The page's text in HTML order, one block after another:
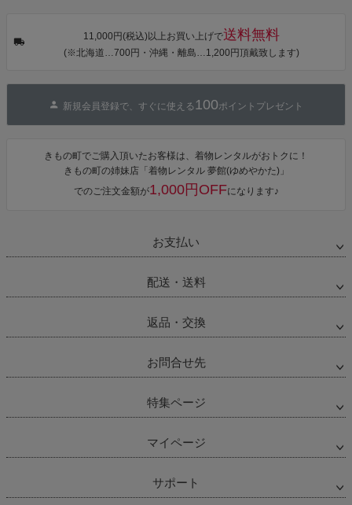
11,000円(税込)以上お買い上げで送料無料
(※北海道…700円・沖縄・離島…1,200円頂戴致します)
新規会員登録で、すぐに使える 100ポイントプレゼント
きもの町でご購入頂いたお客様は、着物レンタルがおトクに！
きもの町の姉妹店「着物レンタル 夢館(ゆめやかた)」
でのご注文金額が1,000円OFFになります♪
お支払い
配送・送料
返品・交換
お問合せ先
特集ページ
マイページ
サポート